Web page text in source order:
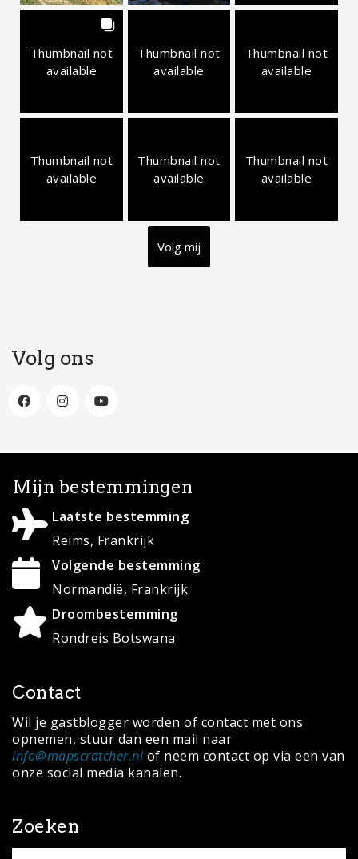
Thumbnail not
available
Thumbnail not
available
Thumbnail not
available
Thumbnail not
available
Thumbnail not
available
Thumbnail not
available
Volg mij
Volg ons
Mijn bestemmingen
Laatste bestemming
Reims, Frankrijk
Volgende bestemming
Normandië, Frankrijk
Droombestemming
Rondreis Botswana
Contact
Wil je gastblogger worden of contact met ons
opnemen, stuur dan een mail naar
info@mapscratcher.nlof neem contact op via een van
onze social media kanalen.
Zoeken